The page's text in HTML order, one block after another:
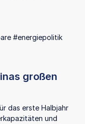
#energiepolitik
großen
das erste Halbjahr
und